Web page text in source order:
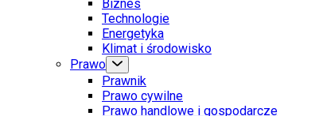
Biznes
Technologie
Energetyka
Klimat i środowisko
Prawo
Prawnik
Prawo cywilne
Prawo handlowe i gospodarcze